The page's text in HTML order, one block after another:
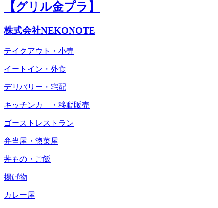
【グリル金プラ】
株式会社NEKONOTE
テイクアウト・小売
イートイン・外食
デリバリー・宅配
キッチンカ―・移動販売
ゴーストレストラン
弁当屋・惣菜屋
丼もの・ご飯
揚げ物
カレー屋